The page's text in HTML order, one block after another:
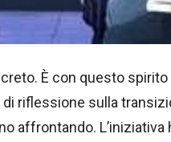
È con questo
di riflessione sulla
affrontando.